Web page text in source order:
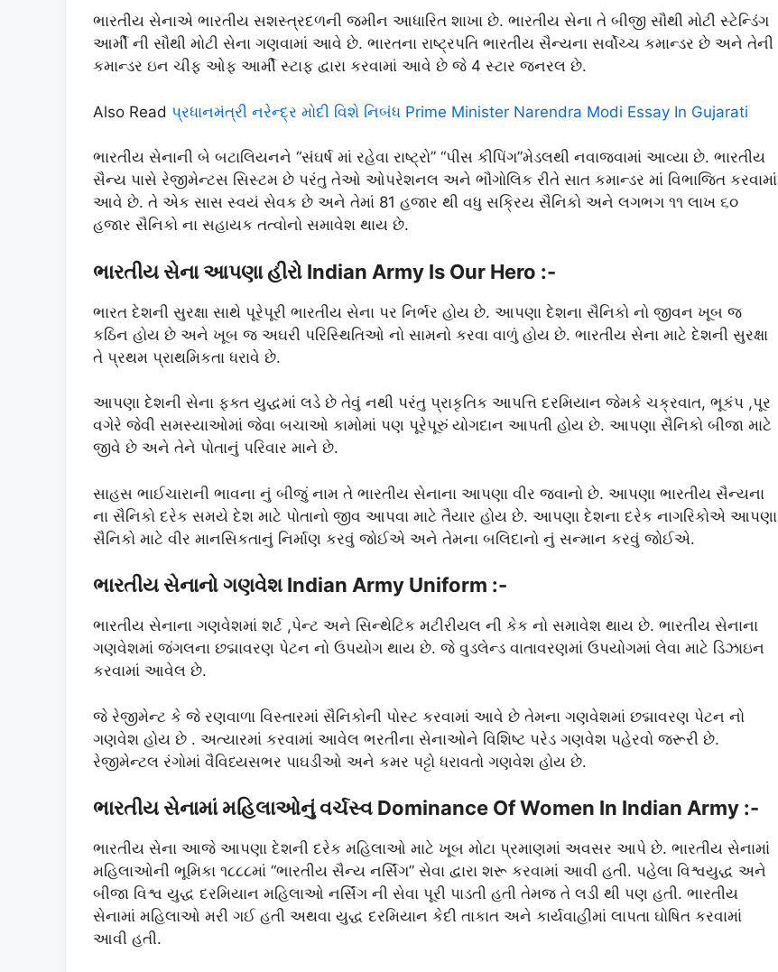
ભારતીય સેનાએ ભારતીય સશસ્ત્રદળની જમીન આધારિત શાખા છે. ભારતીય સેના તે બીજી સૌથી મોટી સ્ટેન્ડિંગ
આર્મી ની સૌથી મોટી સેના ગણવામાં આવે છે. ભારતના રાષ્ટ્રપતિ ભારતીય સૈન્યના સર્વોચ્ચ કમાન્ડર છે અને તેની
કમાન્ડર ઇન ચીફ ઓફ આર્મી સ્ટાફ દ્વારા કરવામાં આવે છે જે 4 સ્ટાર જનરલ છે.
Also Read પ્રધાનમંત્રી નરેન્દ્ર મોદી વિશે નિબંધ Prime Minister Narendra Modi Essay In Gujarati
ભારતીય સેનાની બે બટાલિયનને “સંઘર્ષ માં રહેવા રાષ્ટ્રો” “પીસ કીપિંગ”મેડલથી નવાજવામાં આવ્યા છે. ભારતીય
સૈન્ય પાસે રેજીમેન્ટસ સિસ્ટમ છે પરંતુ તેઓ ઓપરેશનલ અને ભૌગોલિક રીતે સાત કમાન્ડર માં વિભાજિત કરવામાં
આવે છે. તે એક સાસ સ્વયં સેવક છે અને તેમાં 81 હજાર થી વધુ સક્રિય સૈનિકો અને લગભગ ૧૧ લાખ ૬૦
હજાર સૈનિકો ના સહાયક તત્વોનો સમાવેશ થાય છે.
ભારતીય સેના આપણા હીરો Indian Army Is Our Hero :-
ભારત દેશની સુરક્ષા સાથે પૂરેપૂરી ભારતીય સેના પર નિર્ભર હોય છે. આપણા દેશના સૈનિકો નો જીવન ખૂબ જ
કઠિન હોય છે અને ખૂબ જ અઘરી પરિસ્થિતિઓ નો સામનો કરવા વાળું હોય છે. ભારતીય સેના માટે દેશની સુરક્ષા
તે પ્રથમ પ્રાથમિકતા ધરાવે છે.
આપણા દેશની સેના ફક્ત યુદ્ધમાં લડે છે તેવું નથી પરંતુ પ્રાકૃતિક આપત્તિ દરમિયાન જેમકે ચક્રવાત, ભૂકંપ ,પૂર
વગેરે જેવી સમસ્યાઓમાં જેવા બચાઓ કામોમાં પણ પૂરેપૂરું યોગદાન આપતી હોય છે. આપણા સૈનિકો બીજા માટે
જીવે છે અને તેને પોતાનું પરિવાર માને છે.
સાહસ ભાઈચારાની ભાવના નું બીજું નામ તે ભારતીય સેનાના આપણા વીર જવાનો છે. આપણા ભારતીય સૈન્યના
ના સૈનિકો દરેક સમયે દેશ માટે પોતાનો જીવ આપવા માટે તૈયાર હોય છે. આપણા દેશના દરેક નાગરિકોએ આપણા
સૈનિકો માટે વીર માનસિકતાનું નિર્માણ કરવું જોઈએ અને તેમના બલિદાનો નું સન્માન કરવું જોઈએ.
ભારતીય સેનાનો ગણવેશ Indian Army Uniform :-
ભારતીય સેનાના ગણવેશમાં શર્ટ ,પેન્ટ અને સિન્થેટિક મટીરીયલ ની કેક નો સમાવેશ થાય છે. ભારતીય સેનાના
ગણવેશમાં જંગલના છદ્માવરણ પેટન નો ઉપયોગ થાય છે. જે વુડલેન્ડ વાતાવરણમાં ઉપયોગમાં લેવા માટે ડિઝાઇન
કરવામાં આવેલ છે.
જે રેજીમેન્ટ કે જે રણવાળા વિસ્તારમાં સૈનિકોની પોસ્ટ કરવામાં આવે છે તેમના ગણવેશમાં છદ્માવરણ પેટન નો
ગણવેશ હોય છે . અત્યારમાં કરવામાં આવેલ ભરતીના સેનાઓને વિશિષ્ટ પરેડ ગણવેશ પહેરવો જરૂરી છે.
રેજીમેન્ટલ રંગોમાં વૈવિધ્યસભર પાઘડીઓ અને કમર પટ્ટો ધરાવતો ગણવેશ હોય છે.
ભારતીય સેનામાં મહિલાઓનું વર્ચસ્વ Dominance Of Women In Indian Army :-
ભારતીય સેના આજે આપણા દેશની દરેક મહિલાઓ માટે ખૂબ મોટા પ્રમાણમાં અવસર આપે છે. ભારતીય સેનામાં
મહિલાઓની ભૂમિકા ૧૮૮૮માં “ભારતીય સૈન્ય નર્સિંગ” સેવા દ્વારા શરૂ કરવામાં આવી હતી. પહેલા વિશ્વયુદ્ધ અને
બીજા વિશ્વ યુદ્ધ દરમિયાન મહિલાઓ નર્સિંગ ની સેવા પૂરી પાડતી હતી તેમજ તે લડી થી પણ હતી. ભારતીય
સેનામાં મહિલાઓ મરી ગઈ હતી અથવા યુદ્ધ દરમિયાન કેદી તાકાત અને કાર્યવાહીમાં લાપતા ઘોષિત કરવામાં
આવી હતી.